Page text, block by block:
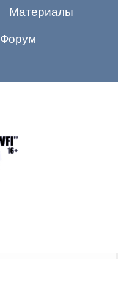
Материалы
Форум